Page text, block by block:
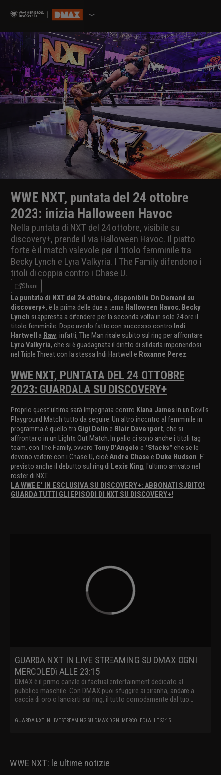
WWE NXT, puntata del 24 ottobre
2023: inizia Halloween Havoc
Nella puntata di NXT del 24 ottobre, visibile su
discovery+, prende il via Halloween Havoc. Il piatto
forte è il match valevole per il titolo femminile tra
Becky Lynch e Lyra Valkyria. I The Family difendono i
titoli di coppia contro i Chase U.
Share
La puntata di NXT del 24 ottobre, disponibile On Demand su
discovery+, è la prima delle due a tema Halloween Havoc. Becky
Lynch si appresta a difendere per la seconda volta in sole 24 ore il
titolo femminile. Dopo averlo fatto con successo contro Indi
Hartwell a Raw, infatti, The Man risale subito sul ring per affrontare
Lyra Valkyria, che si è guadagnata il diritto di sfidarla imponendosi
nel Triple Threat con la stessa Indi Hartwell e Roxanne Perez.
WWE NXT, PUNTATA DEL 24 OTTOBRE
2023: GUARDALA SU DISCOVERY+
Proprio quest'ultima sarà impegnata contro Kiana Jamesin un Devil's
Playground Match tutto da seguire. Un altro incontro al femminile in
programma è quello tra Gigi Dolin e Blair Davenport, che si
affrontano in un Lights Out Match. In palio ci sono anche i titoli tag
team, con The Family, ovvero Tony D'Angelo e "Stacks" che se le
devono vedere con i Chase U, cioè Andre Chase e Duke Hudson. E'
previsto anche il debutto sul ring di Lexis King, l'ultimo arrivato nel
roster di NXT.
LA WWE E' IN ESCLUSIVA SU DISCOVERY+: ABBONATI SUBITO!
GUARDA TUTTI GLI EPISODI DI NXT SU DISCOVERY+!
GUARDA NXT IN LIVE STREAMING SU DMAX OGNI
MERCOLEDì ALLE 23:15
DMAX è il primo canale di factual entertainment dedicato al
pubblico maschile. Con DMAX puoi sfuggire ai piranha, andare a
caccia di oro o lanciarti sul ring, il tutto comodamente dal tuo
GUARDA NXT IN LIVE STREAMING SU DMAX OGNI MERCOLEDì ALLE 23:15
WWE NXT: le ultime notizie